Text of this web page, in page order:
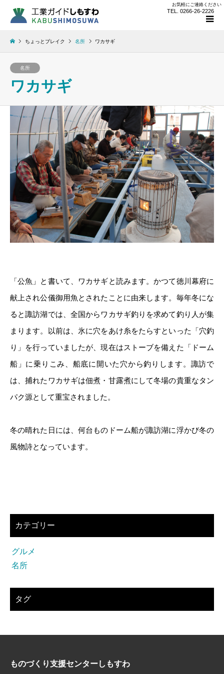
お気軽にご連絡ください
TEL. 0266-26-2226
ちょっとブレイク 名所 ワカサギ
名所
ワカサギ
「公魚」と書いて、ワカサギと読みます。かつて徳川幕府に
献上され公儀御用魚とされたことに由来します。毎年冬にな
ると諏訪湖では、全国からワカサギ釣りを求めて釣り人が集
まります。以前は、氷に穴をあけ糸をたらすといった「穴釣
り」を行っていましたが、現在はストーブを備えた「ドーム
船」に乗りこみ、船底に開いた穴から釣りします。諏訪で
は、捕れたワカサギは佃煮・甘露煮にして冬場の貴重なタン
パク源として重宝されました。
冬の晴れた日には、何台ものドーム船が諏訪湖に浮かび冬の
風物詩となっています。
カテゴリー
グルメ
名所
タグ
ものづくり支援センターしもすわ